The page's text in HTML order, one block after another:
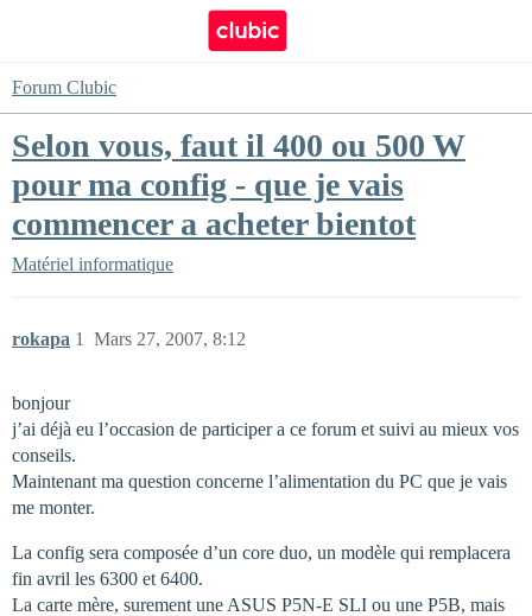
Forum Clubic
Selon vous, faut il 400 ou 500 W
pour ma config - que je vais
commencer a acheter bientot
Matériel informatique
rokapa Mars 27, 2007, 8:12
1
bonjour
j’ai déjà eu l’occasion de participer a ce forum et suivi au mieux vos
conseils.
Maintenant ma question concerne l’alimentation du PC que je vais
me monter.
La config sera composée d’un core duo, un modèle qui remplacera
fin avril les 6300 et 6400.
La carte mère, surement une ASUS P5N-E SLI ou une P5B, mais